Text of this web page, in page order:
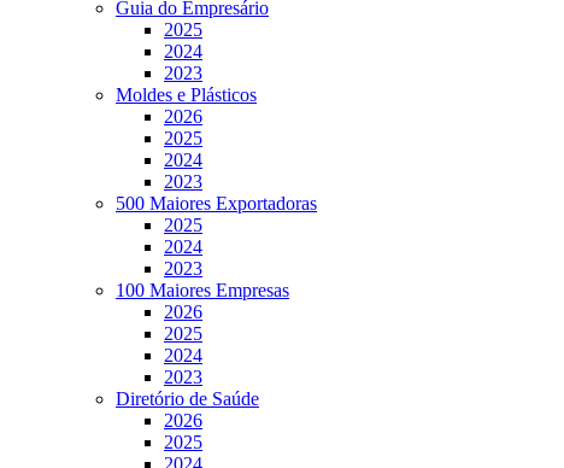
Guia do Empresário
2025
2024
2023
Moldes e Plásticos
2026
2025
2024
2023
500 Maiores Exportadoras
2025
2024
2023
100 Maiores Empresas
2026
2025
2024
2023
Diretório de Saúde
2026
2025
2024